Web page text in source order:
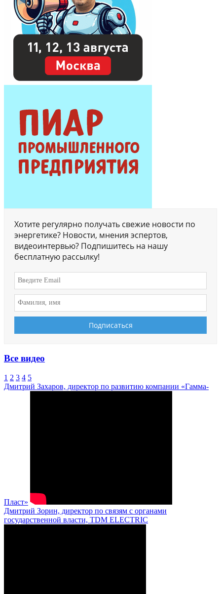
Хотите регулярно получать свежие новости по
энергетике? Новости, мнения эспертов,
видеоинтервью? Подпишитесь на нашу
бесплатную рассылку!
Все видео
1 2 3 4 5
Дмитрий Захаров, директор по развитию компании «Гамма-
Пласт»
Дмитрий Зорин, директор по связям с органами
государственной власти, TDM ELECTRIC